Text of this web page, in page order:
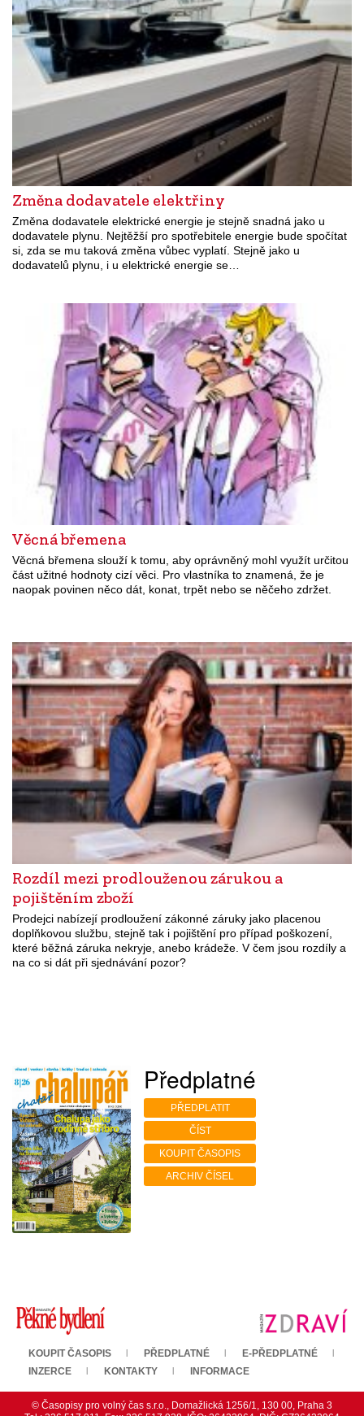
Změna dodavatele elektřiny
Změna dodavatele elektrické energie je stejně snadná jako u
dodavatele plynu. Nejtěžší pro spotřebitele energie bude spočítat
si, zda se mu taková změna vůbec vyplatí. Stejně jako u
dodavatelů plynu, i u elektrické energie se…
Věcná břemena
Věcná břemena slouží k tomu, aby oprávněný mohl využít určitou
část užitné hodnoty cizí věci. Pro vlastníka to znamená, že je
naopak povinen něco dát, konat, trpět nebo se něčeho zdržet.
Rozdíl mezi prodlouženou zárukou a
pojištěním zboží
Prodejci nabízejí prodloužení zákonné záruky jako placenou
doplňkovou službu, stejně tak i pojištění pro případ poškození,
které běžná záruka nekryje, anebo krádeže. V čem jsou rozdíly a
na co si dát při sjednávání pozor?
Předplatné
PŘEDPLATIT
ČÍST
KOUPIT ČASOPIS
ARCHIV ČÍSEL
KOUPIT ČASOPIS PŘEDPLATNÉ
E-PŘEDPLATNÉ
INZERCE
KONTAKTY INFORMACE
© Časopisy pro volný čas s.r.o., Domažlická 1256/1, 130 00, Praha 3